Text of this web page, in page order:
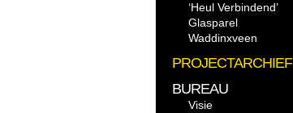
‘Heul Verbindend’
Glasparel
Waddinxveen
PROJECTARCHIEF
BUREAU
Visie